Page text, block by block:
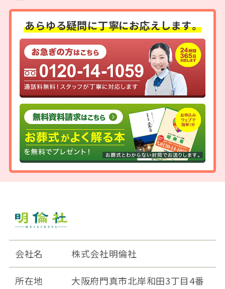
あらゆる疑問に丁寧にお応えします。
会社名 株式会社明倫社
所在地
大阪府門真市北岸和田3丁目4番